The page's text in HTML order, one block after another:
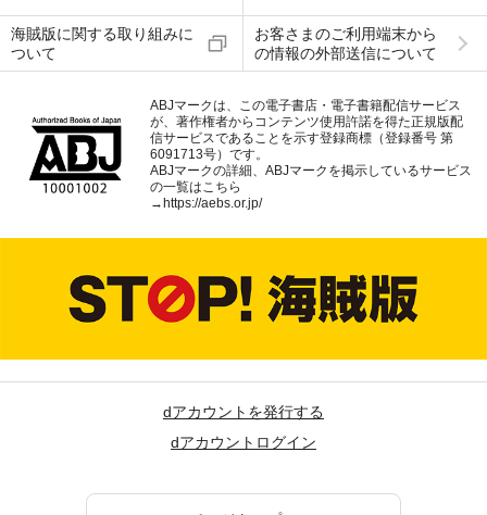
海賊版に関する取り組みに
ついて
お客さまのご利用端末から
の情報の外部送信について
ABJマークは、この電子書店・電子書籍配信サービス
が、著作権者からコンテンツ使用許諾を得た正規版配
信サービスであることを示す登録商標（登録番号 第
6091713号）です。
ABJマークの詳細、ABJマークを掲示しているサービス
の一覧はこちら
→ https://aebs.or.jp/
dアカウントを発行する
dアカウントログイン